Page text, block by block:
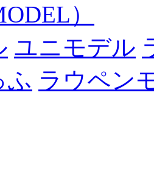
）
ユニモデル
ふ ラウペン